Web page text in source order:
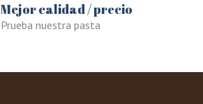
Mejor calidad / precio
Prueba nuestra pasta